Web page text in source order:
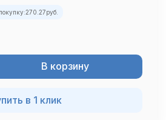
270.27руб.
В корзину
в 1 клик